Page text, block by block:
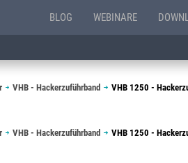
BLOG WEBINARE
VHB - Hackerzuführband VHB 1250 -
VHB - Hackerzuführband VHB 1250 -